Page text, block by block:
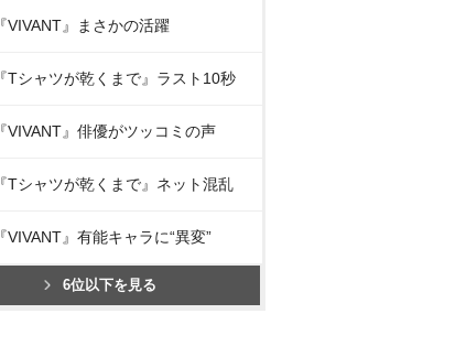
『VIVANT』まさかの活躍
『Tシャツが乾くまで』ラスト10秒
『VIVANT』俳優がツッコミの声
『Tシャツが乾くまで』ネット混乱
『VIVANT』有能キャラに“異変”
6位以下を見る